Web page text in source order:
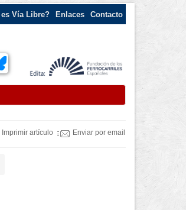
Vía Libre? Enlaces Contacto
Imprimir artículo Enviar por email